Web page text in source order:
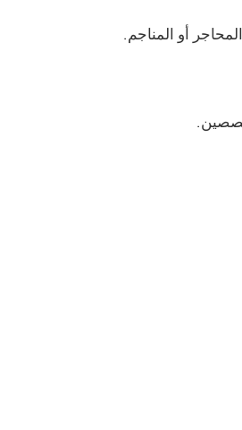
أو المناجم.